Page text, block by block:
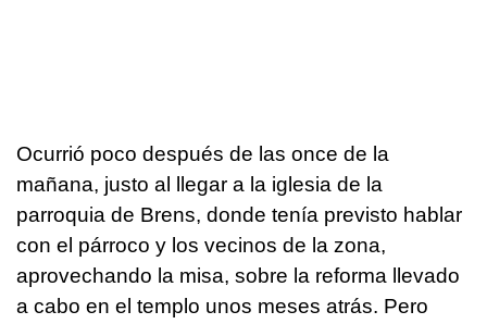
Ocurrió poco después de las once de la
mañana, justo al llegar a la iglesia de la
parroquia de Brens, donde tenía previsto hablar
con el párroco y los vecinos de la zona,
aprovechando la misa, sobre la reforma llevado
a cabo en el templo unos meses atrás. Pero